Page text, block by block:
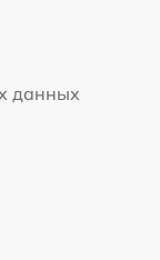
данных